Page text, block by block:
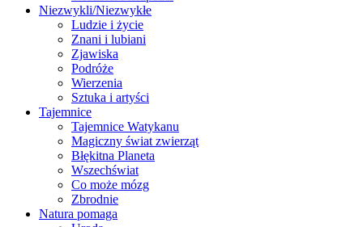
Niezwykli/Niezwykłe
Ludzie i życie
Znani i lubiani
Zjawiska
Podróże
Wierzenia
Sztuka i artyści
Tajemnice
Tajemnice Watykanu
Magiczny świat zwierząt
Błękitna Planeta
Wszechświat
Co może mózg
Zbrodnie
Natura pomaga